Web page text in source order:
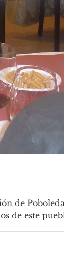
de
de este